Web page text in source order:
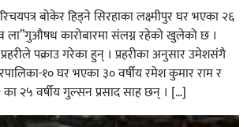
बोकेर हिड्ने सिरहाका लक्ष्मीपुर घर भएका २६
ला”गुऔषध कारोबारमा संलग्न रहेको खुलेको छ ।
पक्राउ गरेका हुन् । प्रहरीका अनुसार उमेशसंगै
१० घर भएका ३० वर्षीय रमेश कुमार राम र
का २५ वर्षीय गुल्सन प्रसाद साह छन् । […]